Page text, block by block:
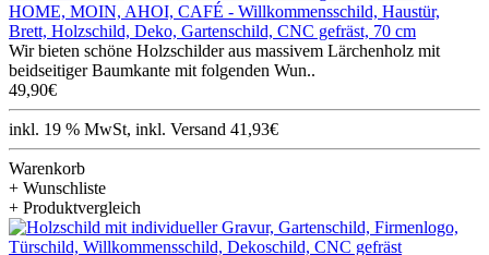
HOME, MOIN, AHOI, CAFÉ - Willkommensschild, Haustür,
Brett, Holzschild, Deko, Gartenschild, CNC gefräst, 70 cm
Wir bieten schöne Holzschilder aus massivem Lärchenholz mit
beidseitiger Baumkante mit folgenden Wun..
49,90€
inkl. 19 % MwSt, inkl. Versand 41,93€
Warenkorb
+ Wunschliste
+ Produktvergleich